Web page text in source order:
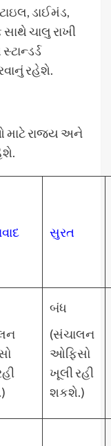
ડાઈમંડ,
સાથે ચાલુ રાખી
રહેશે.
માટે રાજ્ય અને
સુરત
બંધ
(સંચાલન
ઓફિસો
ખૂલી રહી
શકશે.)